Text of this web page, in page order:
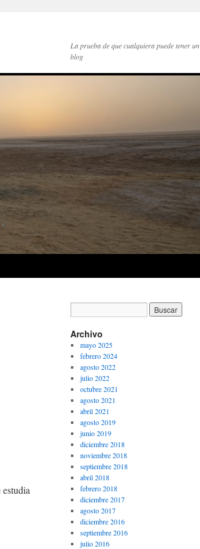
La prueba de que cualquiera puede tener un
blog
Archivo
mayo 2025
febrero 2024
agosto 2022
julio 2022
octubre 2021
agosto 2021
abril 2021
agosto 2019
junio 2019
diciembre 2018
noviembre 2018
septiembre 2018
abril 2018
febrero 2018
diciembre 2017
agosto 2017
diciembre 2016
septiembre 2016
julio 2016